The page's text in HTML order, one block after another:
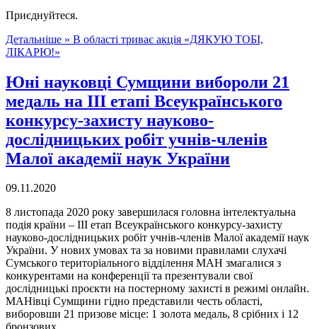
Приєднуйтеся.
Детальніше » В області триває акція «ДЯКУЮ ТОБІ,
ЛІКАРЮ!»
Юні науковці Сумщини вибороли 21
медаль на ІІІ етапі Всеукраїнського
конкурсу-захисту науково-
дослідницьких робіт учнів-членів
Малої академії наук України
09.11.2020
8 листопада 2020 року завершилася головна інтелектуальна
подія країни – ІІІ етап Всеукраїнського конкурсу-захисту
науково-дослідницьких робіт учнів-членів Малої академії наук
України. У нових умовах та за новими правилами слухачі
Сумського територіального відділення МАН змагалися з
конкурентами на конференції та презентували свої
дослідницькі проєкти на постерному захисті в режимі онлайн.
МАНівці Сумщини гідно представили честь області,
виборовши 21 призове місце: 1 золота медаль, 8 срібних і 12